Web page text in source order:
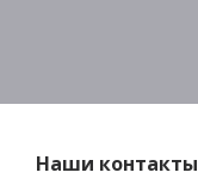
Наши контакты